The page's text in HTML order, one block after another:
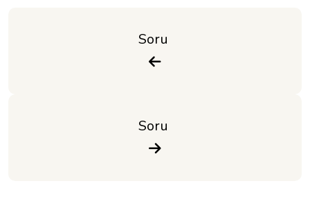
Soru
Soru